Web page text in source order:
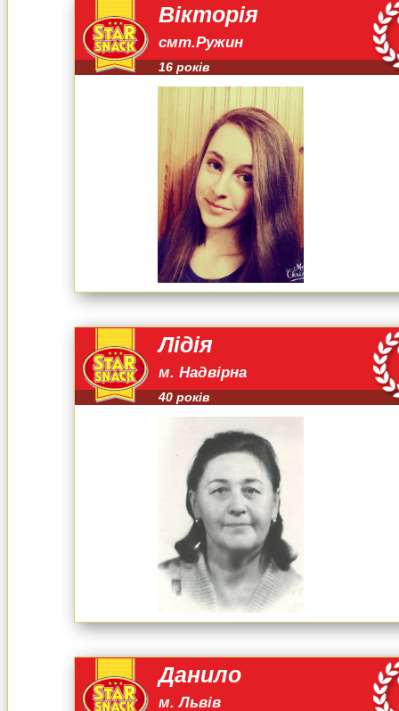
Вікторія
смт.Ружин
16 років
Лідія
м. Надвірна
40 років
Данило
м. Львів